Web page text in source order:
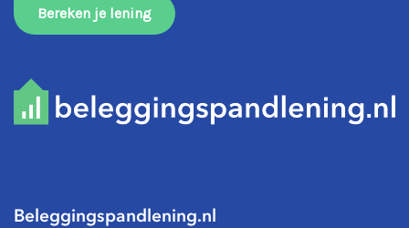
Bereken je lening
Beleggingspandlening.nl